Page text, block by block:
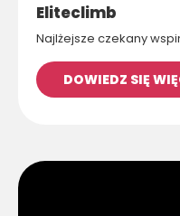
Eliteclimb
Najlżejsze czekany
DOWIEDZ SIĘ